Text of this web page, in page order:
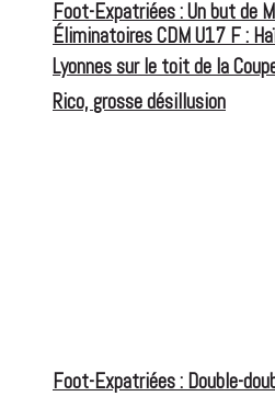
Éliminatoires CDM U17 F :
Rico, grosse désillusion
Foot-Expatriées : Un but de
Lyonnes sur le toit de la
Foot-Expatriées : Double-